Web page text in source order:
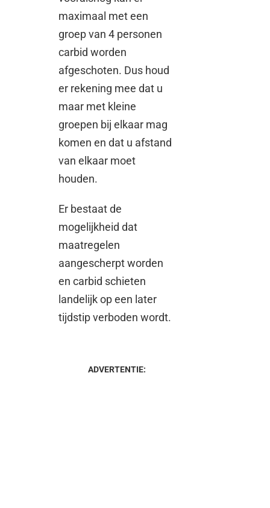
maximaal met een
groep van 4 personen
carbid worden
afgeschoten. Dus houd
er rekening mee dat u
maar met kleine
groepen bij elkaar mag
komen en dat u afstand
van elkaar moet
houden.
Er bestaat de
mogelijkheid dat
maatregelen
aangescherpt worden
en carbid schieten
landelijk op een later
tijdstip verboden wordt.
ADVERTENTIE: